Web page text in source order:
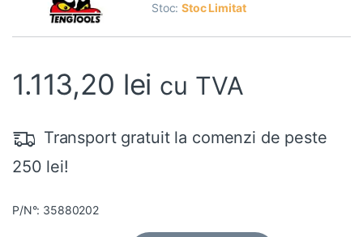
Stoc:Stoc Limitat
1.113,20 lei cu TVA
Transport gratuit la comenzi de peste
250 lei!
P/N°: 35880202